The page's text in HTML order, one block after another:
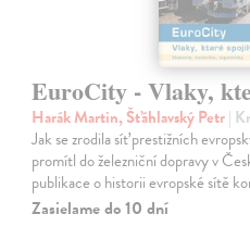
EuroCity - Vlaky,
Harák Martin, Šťáhlavský Petr|
Jak se zrodila síť prestižních
promítl do železniční dopravy v
publikace o historii evropské sítě
Zasielame do 10 dní